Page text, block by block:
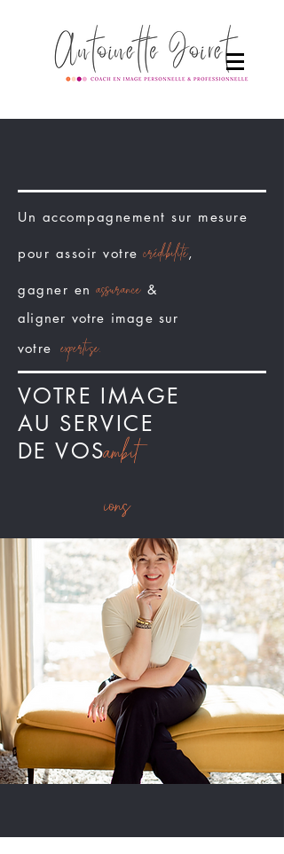
Un accompagnement sur mesure
pour assoir votrecrédibilité,
gagner enassurance &
aligner votre image sur
votre
expertise.
VOTRE IMAGE
AU SERVICE
DE VOSambit
ions